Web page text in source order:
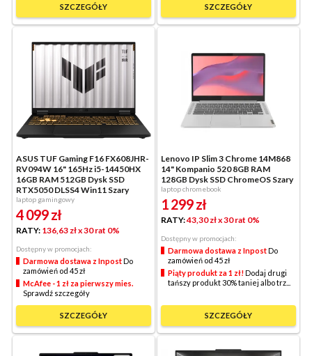
SZCZEGÓŁY SZCZEGÓŁY
ASUS TUF Gaming F16 FX608JHR-
RV094W 16" 165Hz i5-14450HX
16GB RAM 512GB Dysk SSD
RTX5050 DLSS4 Win11 Szary
laptop gamingowy
4 099zł
RATY: 136,63 złx 30 rat 0%
Dostępny w promocjach:
Darmowa dostawa z InpostDo
zamówień od 45 zł
McAfee - 1 zł za pierwszy mies.
Sprawdź szczegóły
SZCZEGÓŁY
Lenovo IP Slim 3 Chrome 14M868
14" Kompanio 520 8GB RAM
128GB Dysk SSD ChromeOS Szary
laptop chromebook
1 299zł
RATY:43,30 złx 30 rat 0%
Dostępny w promocjach:
Darmowa dostawa z InpostDo
zamówień od 45 zł
Piąty produkt za 1 zł!Dodaj drugi
tańszy produkt 30% taniej albo trz...
SZCZEGÓŁY